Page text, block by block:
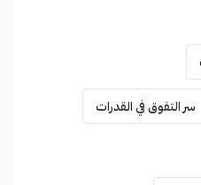
سر التفوق في القدرات